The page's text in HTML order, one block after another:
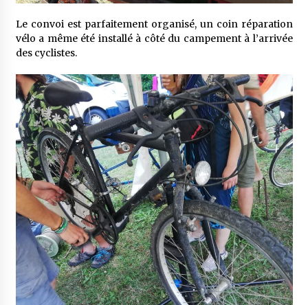
Le convoi est parfaitement organisé, un coin réparation
vélo a même été installé à côté du campement à l’arrivée
des cyclistes.